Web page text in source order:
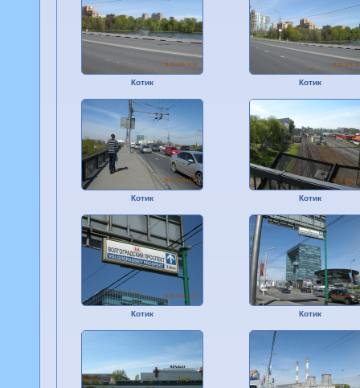
Котик Котик
Котик Котик
Котик Котик